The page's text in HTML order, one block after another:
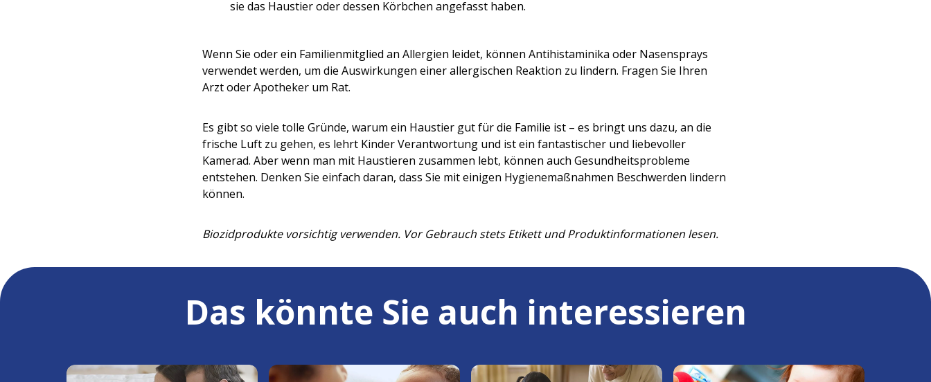
sie das Haustier oder dessen Körbchen angefasst haben.
Wenn Sie oder ein Familienmitglied an Allergien leidet, können Antihistaminika oder Nasensprays
verwendet werden, um die Auswirkungen einer allergischen Reaktion zu lindern. Fragen Sie Ihren
Arzt oder Apotheker um Rat.
Es gibt so viele tolle Gründe, warum ein Haustier gut für die Familie ist – es bringt uns dazu, an die
frische Luft zu gehen, es lehrt Kinder Verantwortung und ist ein fantastischer und liebevoller
Kamerad. Aber wenn man mit Haustieren zusammen lebt, können auch Gesundheitsprobleme
entstehen. Denken Sie einfach daran, dass Sie mit einigen Hygienemaßnahmen Beschwerden lindern
können.
Biozidprodukte vorsichtig verwenden. Vor Gebrauch stets Etikett und Produktinformationen lesen.
Das könnte Sie auch interessieren